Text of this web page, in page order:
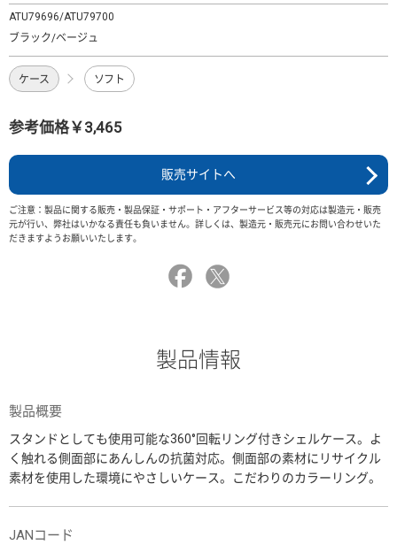
ATU79696/ATU79700
ブラック/ベージュ
ケース ソフト
参考価格￥3,465
販売サイトへ
ご注意：製品に関する販売・製品保証・サポート・アフターサービス等の対応は製造元・販売
元が行い、弊社はいかなる責任も負いません。詳しくは、製造元・販売元にお問い合わせいた
だきますようお願いいたします。
製品情報
製品概要
スタンドとしても使用可能な360°回転リング付きシェルケース。よ
く触れる側面部にあんしんの抗菌対応。側面部の素材にリサイクル
素材を使用した環境にやさしいケース。こだわりのカラーリング。
JANコード